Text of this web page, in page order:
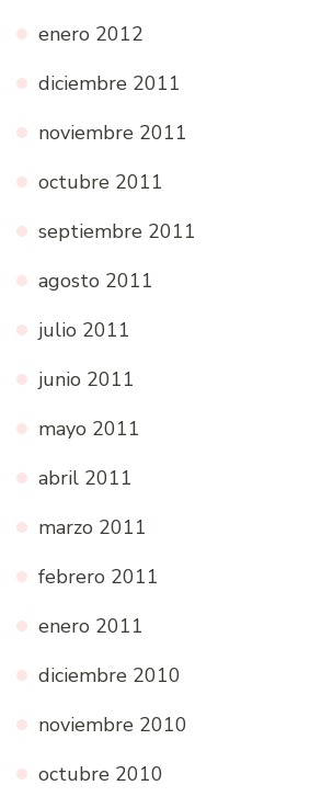
enero 2012
diciembre 2011
noviembre 2011
octubre 2011
septiembre 2011
agosto 2011
julio 2011
junio 2011
mayo 2011
abril 2011
marzo 2011
febrero 2011
enero 2011
diciembre 2010
noviembre 2010
octubre 2010